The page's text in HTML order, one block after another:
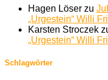
Hagen Löser zu
„Urgestein“ Willi
Karsten Stroczek
„Urgestein“ Willi
Schlagwörter